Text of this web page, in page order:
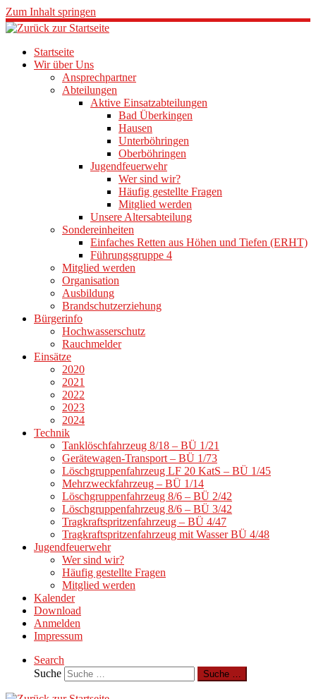
Zum Inhalt springen
Startseite
Wir über Uns
Ansprechpartner
Abteilungen
Aktive Einsatzabteilungen
Bad Überkingen
Hausen
Unterböhringen
Oberböhringen
Jugendfeuerwehr
Wer sind wir?
Häufig gestellte Fragen
Mitglied werden
Unsere Altersabteilung
Sondereinheiten
Einfaches Retten aus Höhen und Tiefen (ERHT)
Führungsgruppe 4
Mitglied werden
Organisation
Ausbildung
Brandschutzerziehung
Bürgerinfo
Hochwasserschutz
Rauchmelder
Einsätze
2020
2021
2022
2023
2024
Technik
Tanklöschfahrzeug 8/18 – BÜ 1/21
Gerätewagen-Transport – BÜ 1/73
Löschgruppenfahrzeug LF 20 KatS – BÜ 1/45
Mehrzweckfahrzeug – BÜ 1/14
Löschgruppenfahrzeug 8/6 – BÜ 2/42
Löschgruppenfahrzeug 8/6 – BÜ 3/42
Tragkraftspritzenfahrzeug – BÜ 4/47
Tragkraftspritzenfahrzeug mit Wasser BÜ 4/48
Jugendfeuerwehr
Wer sind wir?
Häufig gestellte Fragen
Mitglied werden
Kalender
Download
Anmelden
Impressum
Search
Suche
Suche …